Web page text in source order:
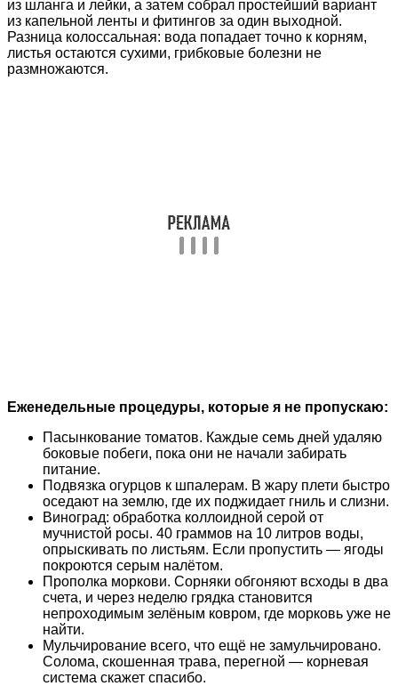
из шланга и лейки, а затем собрал простейший вариант
из капельной ленты и фитингов за один выходной.
Разница колоссальная: вода попадает точно к корням,
листья остаются сухими, грибковые болезни не
размножаются.
Еженедельные процедуры, которые я не пропускаю:
Пасынкование томатов. Каждые семь дней удаляю
боковые побеги, пока они не начали забирать
питание.
Подвязка огурцов к шпалерам. В жару плети быстро
оседают на землю, где их поджидает гниль и слизни.
Виноград: обработка коллоидной серой от
мучнистой росы. 40 граммов на 10 литров воды,
опрыскивать по листьям. Если пропустить — ягоды
покроются серым налётом.
Прополка моркови. Сорняки обгоняют всходы в два
счета, и через неделю грядка становится
непроходимым зелёным ковром, где морковь уже не
найти.
Мульчирование всего, что ещё не замульчировано.
Солома, скошенная трава, перегной — корневая
система скажет спасибо.